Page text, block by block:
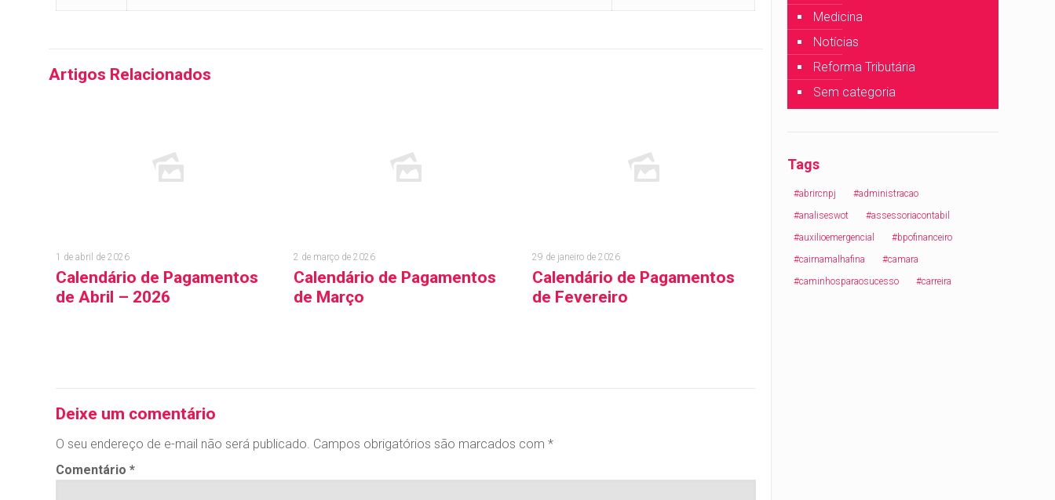
Artigos Relacionados
1 de abril de 2026
Calendário de Pagamentos
de Abril – 2026
2 de março de 2026
Calendário de Pagamentos
de Março
29 de janeiro de 2026
Calendário de Pagamentos
de Fevereiro
Deixe um comentário
O seu endereço de e-mail não será publicado. Campos obrigatórios são marcados com*
Comentário*
Medicina
Notícias
Reforma Tributária
Sem categoria
Tags
#abrircnpj
#administracao
#analiseswot
#assessoriacontabil
#auxilioemergencial
#bpofinanceiro
#cairnamalhafina
#camara
#caminhosparaosucesso
#carreira